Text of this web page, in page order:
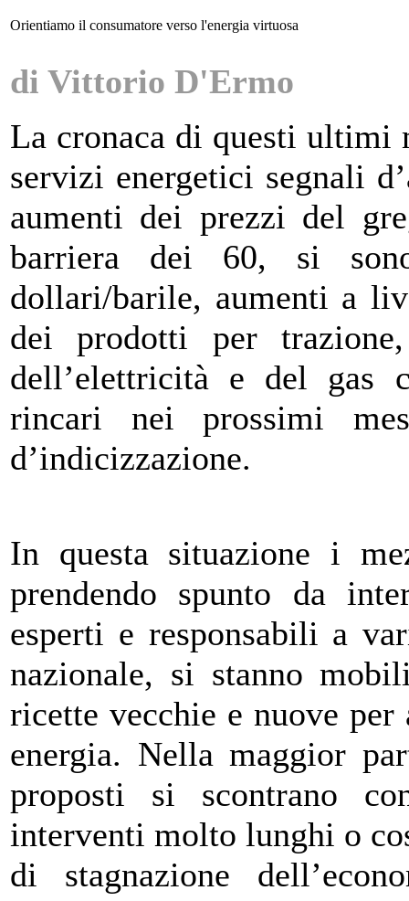
Orientiamo il consumatore verso l'energia virtuosa
di Vittorio D'Ermo
La cronaca di questi ultimi
servizi energetici segnali
aumenti dei prezzi del
barriera dei 60, si
dollari/barile, aumenti a
dei prodotti per
dell’elettricità e del gas
rincari nei prossimi
d’indicizzazione.
In questa situazione i
prendendo spunto da
esperti e responsabili a
nazionale, si stanno
ricette vecchie e nuove per
energia. Nella maggior
proposti si scontrano
interventi molto lunghi o
di stagnazione